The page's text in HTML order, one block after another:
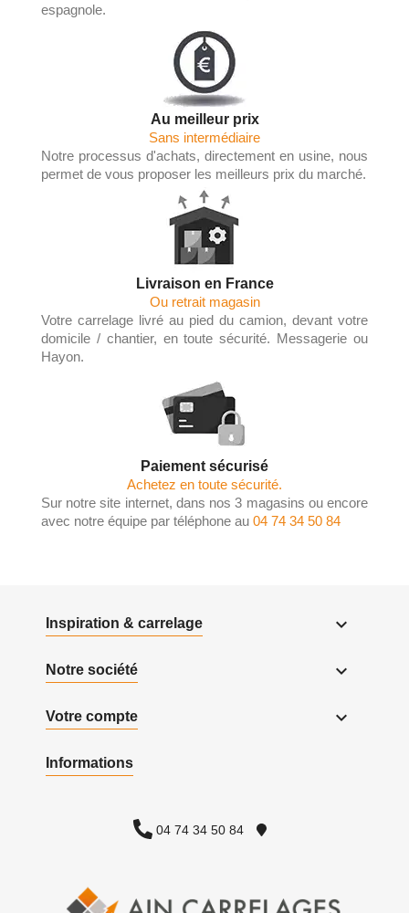
espagnole.
Au meilleur prix
Sans intermédiaire
Notre processus d'achats, directement en usine, nous
permet de vous proposer les meilleurs prix du marché.
Livraison en France
Ou retrait magasin
Votre carrelage livré au pied du camion, devant votre
domicile / chantier, en toute sécurité. Messagerie ou
Hayon.
Paiement sécurisé
Achetez en toute sécurité.
Sur notre site internet, dans nos 3 magasins ou encore
avec notre équipe par téléphone au 04 74 34 50 84
Inspiration & carrelage 
Notre société 
Votre compte 
Informations
04 74 34 50 84